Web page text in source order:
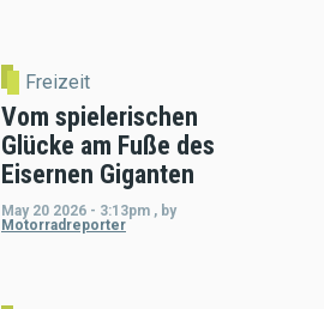
Freizeit
Vom spielerischen
Glücke am Fuße des
Eisernen Giganten
May 20 2026 - 3:13pm , by
Motorradreporter